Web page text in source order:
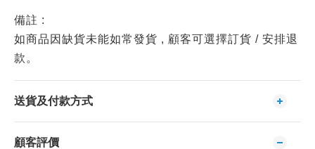
備註 :
如商品因缺貨未能如常發貨 , 顧客可選擇訂貨 / 安排退
款。
送貨及付款方式
顧客評價